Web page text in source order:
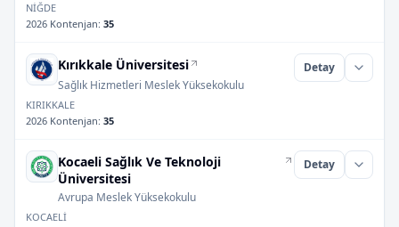
NİĞDE
2026 Kontenjan: 35
Kırıkkale Üniversitesi
Sağlık Hizmetleri Meslek Yüksekokulu
Detay
KIRIKKALE
2026 Kontenjan: 35
Kocaeli Sağlık Ve Teknoloji
Üniversitesi
Avrupa Meslek Yüksekokulu
Detay
KOCAELİ